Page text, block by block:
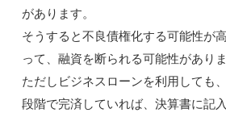
があります。
そうすると不良債権化する可能性が
って、融資を断られる可能性がありま
ただしビジネスローンを利用しても
段階で完済していれば、決算書に記